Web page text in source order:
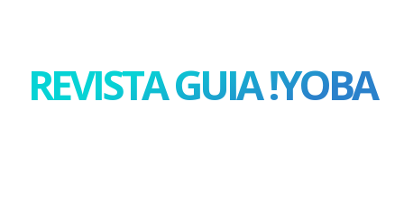
REVISTA GUIA !YOBA